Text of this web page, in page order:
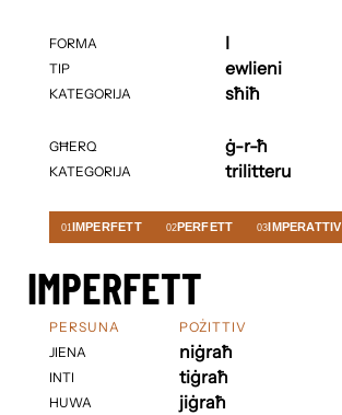
FORMA
TIP
KATEGORIJA
GĦERQ
KATEGORIJA
I
ewlieni
sħiħ
ġ-r-ħ
trilitteru
01IMPERFETT 02PERFETT 03IMPERATTIV
IMPERFETT
PERSUNA
JIENA
INTI
HUWA
POŻITTIV
niġraħ
tiġraħ
jiġraħ